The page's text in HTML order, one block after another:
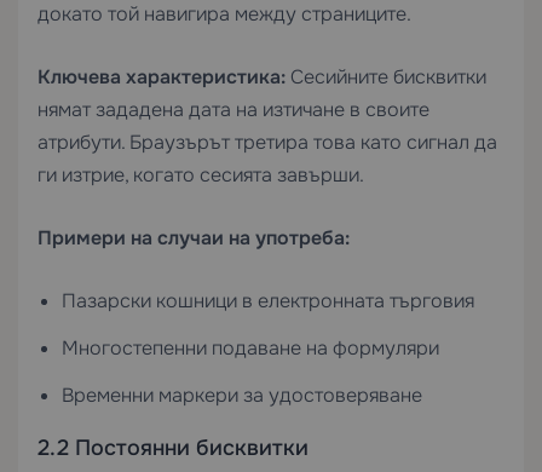
докато той навигира между страниците.
Ключева характеристика: Сесийните бисквитки
нямат зададена дата на изтичане в своите
атрибути. Браузърът третира това като сигнал да
ги изтрие, когато сесията завърши.
Примери на случаи на употреба:
Пазарски кошници в електронната търговия
Многостепенни подаване на формуляри
Временни маркери за удостоверяване
2.2 Постоянни бисквитки